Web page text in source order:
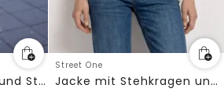
Blouson mit Zipper und Streifen
Street One
Jacke mit Stehkragen und Zipper